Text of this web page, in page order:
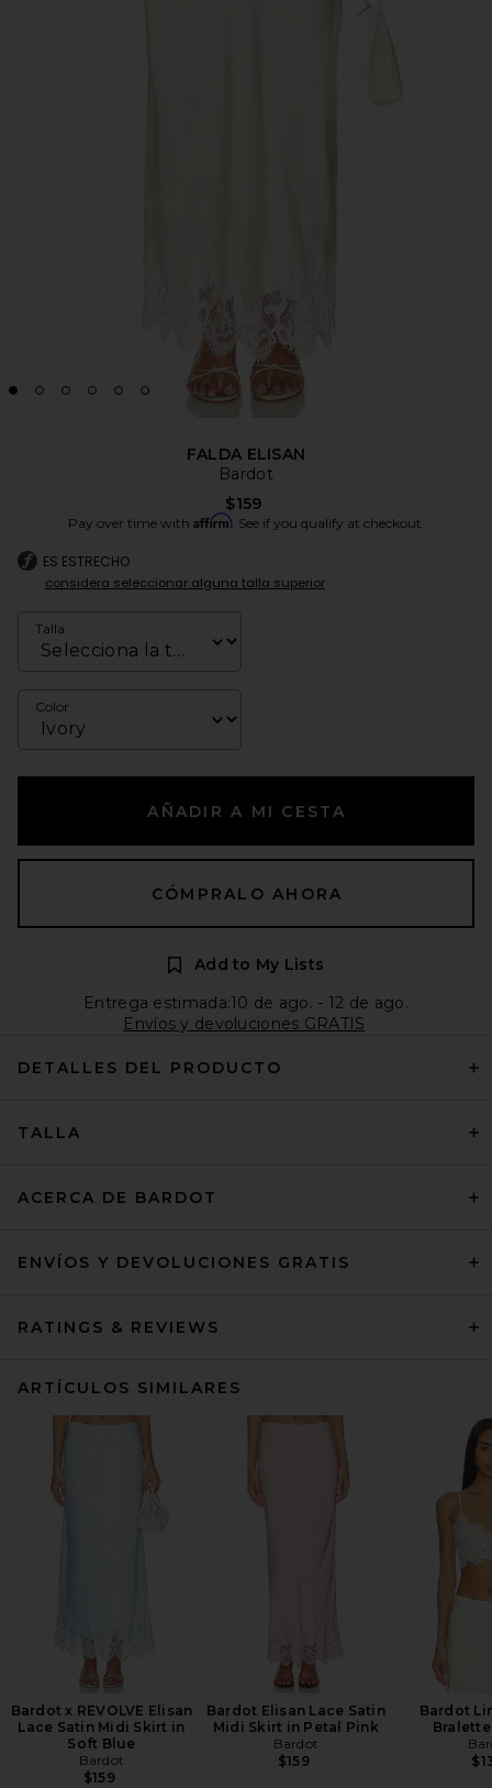
FALDA ELISAN
Bardot
$159
Pay over time with Affirm. See if you qualify at checkout.
ES ESTRECHO
considera seleccionar alguna talla superior
Talla
Color
AÑADIR A MI CESTA
CÓMPRALO AHORA
Add to My Lists
Entrega estimada:10 de ago. - 12 de ago.
Envíos y devoluciones GRATIS
DETALLES DEL PRODUCTO
TALLA
ACERCA DE BARDOT
ENVÍOS Y DEVOLUCIONES GRATIS
RATINGS & REVIEWS
ARTÍCULOS SIMILARES
Bardot x REVOLVE Elisan
Lace Satin Midi Skirt in
Soft Blue
Bardot
$159
Bardot Elisan Lace Satin
Midi Skirt in Petal Pink
Bardot
$159
Bardot